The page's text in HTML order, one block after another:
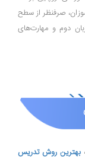
صرفنظر از سطح
دوم و مهارت‌های
بهترین روش تدریس